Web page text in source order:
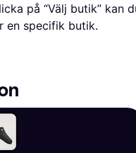
på “Välj butik” kan
en specifik butik.